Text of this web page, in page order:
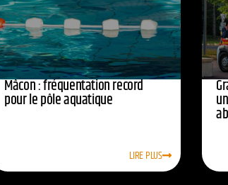
Mâcon : fréquentation record
pour le pôle aquatique
LIRE PLUS